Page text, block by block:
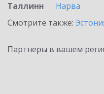
Таллинн
Нарва
Смотрите также:
Партнеры в вашем